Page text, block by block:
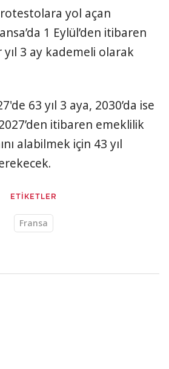
yol açan
1 Eylül’den itibaren
yıl 3 ay kademeli olarak
63 yıl 3 aya, 2030’da ise
itibaren emeklilik
alabilmek için 43 yıl
ETİKETLER
Fransa